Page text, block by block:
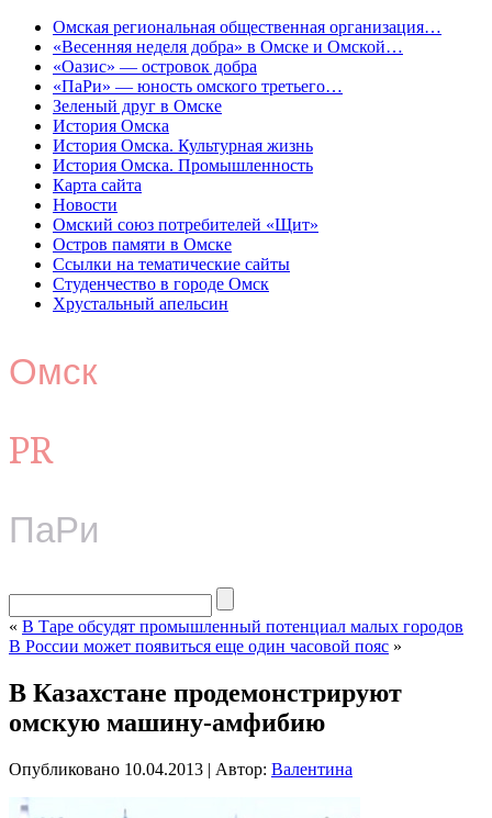
Омская региональная общественная организация…
«Весенняя неделя добра» в Омске и Омской…
«Оазис» — островок добра
«ПаРи» — юность омского третьего…
Зеленый друг в Омске
История Омска
История Омска. Культурная жизнь
История Омска. Промышленность
Карта сайта
Новости
Омский союз потребителей «Щит»
Остров памяти в Омске
Ссылки на тематические сайты
Студенчество в городе Омск
Хрустальный апельсин
Омск
PR
ПаРи
« В Таре обсудят промышленный потенциал малых городов
В России может появиться еще один часовой пояс »
В Казахстане продемонстрируют
омскую машину-амфибию
Опубликовано 10.04.2013 | Автор: Валентина